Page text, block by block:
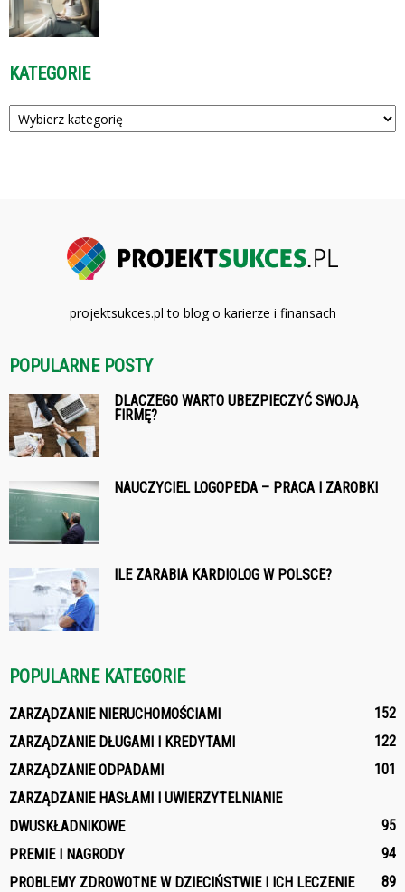
KATEGORIE
Kategorie
projektsukces.pl to blog o karierze i finansach
POPULARNE POSTY
DLACZEGO WARTO UBEZPIECZYĆ SWOJĄ
FIRMĘ?
NAUCZYCIEL LOGOPEDA – PRACA I ZAROBKI
ILE ZARABIA KARDIOLOG W POLSCE?
POPULARNE KATEGORIE
ZARZĄDZANIE NIERUCHOMOŚCIAMI
152
ZARZĄDZANIE DŁUGAMI I KREDYTAMI
122
ZARZĄDZANIE ODPADAMI
101
ZARZĄDZANIE HASŁAMI I UWIERZYTELNIANIE
DWUSKŁADNIKOWE
95
PREMIE I NAGRODY
94
PROBLEMY ZDROWOTNE W DZIECIŃSTWIE I ICH LECZENIE
89